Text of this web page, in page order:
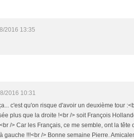
2016 13:35
2016 10:31
c'est qu'on risque d'avoir un deuxième tour
plus que la droite !<br /> soit François
/> Car les Français, ce me semble, ont la
gauche !!!<br /> Bonne semaine Pierre.